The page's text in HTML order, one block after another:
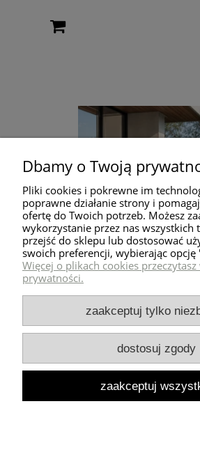
Leżak ogrodowy Serano
Monnarita
5 599,00 zł
Dbamy o Twoją
Pliki cookies i pokrewne im
poprawne działanie strony i
ofertę do Twoich potrzeb. Możesz
wykorzystanie przez nas wszystkich
przejść do sklepu lub dostosować
swoich preferencji, wybierając opcję
Więcej o plikach cookies
prywatności.
zaakceptuj tylko
dostosuj zgody
zaakceptuj